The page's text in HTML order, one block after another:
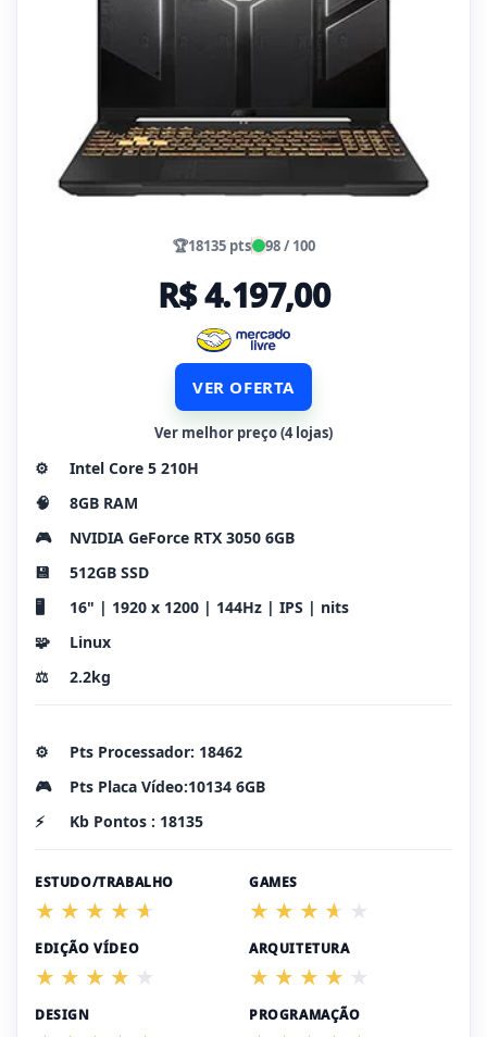
🏆18135 pts 98 / 100
R$ 4.197,00
VER OFERTA
Ver melhor preço (4 lojas)
⚙️
Intel Core 5 210H
🧠
8GB RAM
🎮
NVIDIA GeForce RTX 3050 6GB
💾
512GB SSD
🖥️
16" | 1920 x 1200 | 144Hz | IPS | nits
🧩
Linux
⚖️
2.2kg
⚙️
Pts Processador: 18462
🎮
Pts Placa Vídeo:10134 6GB
⚡
Kb Pontos : 18135
ESTUDO/TRABALHO GAMES
EDIÇÃO VÍDEO ARQUITETURA
DESIGN PROGRAMAÇÃO